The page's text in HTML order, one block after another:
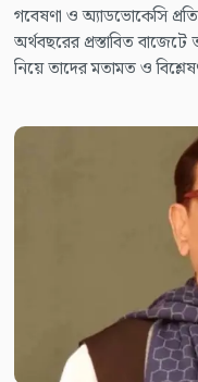
গবেষণা ও অ্যাডভোকেসি
অর্থবছরের প্রস্তাবিত
নিয়ে তাদের মতামত ও
২০২৪-২৫ অর্থবছরের
হয়, তাহলে তামাকজাত
সম্প্রদায় তামাকজাত দ্রব্য
তামাকদ্রব্য ব্যবহারজনিত